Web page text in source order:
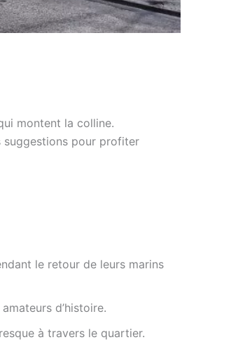
montent la colline.
suggestions pour profiter
le retour de leurs marins
d’histoire.
à travers le quartier.